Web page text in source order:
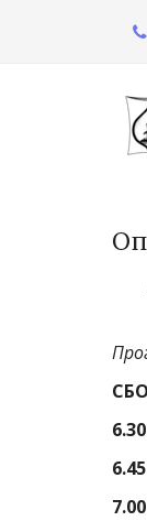
6.30
6.45
7.00